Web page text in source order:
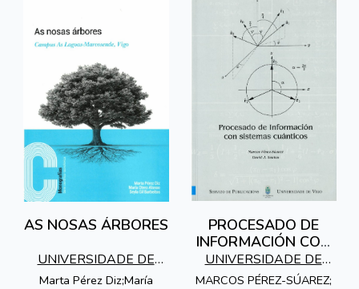
AS NOSAS ÁRBORES
UNIVERSIDADE DE
VIGO
Marta Pérez Diz;María
PROCESADO DE
INFORMACIÓN CON
SISTEMAS
CUÁNTICOS
UNIVERSIDADE DE
VIGO
MARCOS PÉREZ-SÚAREZ;